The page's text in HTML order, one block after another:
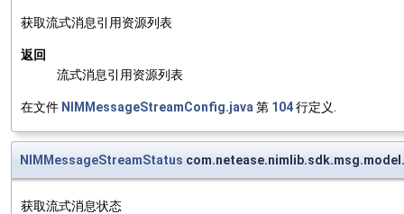
获取流式消息引用资源列表
返回
流式消息引用资源列表
在文件 NIMMessageStreamConfig.java 第 104行定义.
NIMMessageStreamStatus
获取流式消息状态